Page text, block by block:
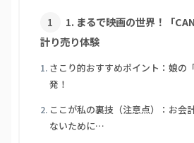
1. まるで映画の世界！「
計り売り体験
さこり的おすすめポイント：娘の
発！
ここが私の裏技（注意点）：お会
ないために…